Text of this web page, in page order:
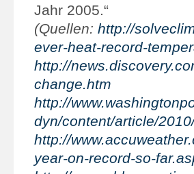
Jahr 2005.“
(Quellen: http://
ever-heat-record-
http://
change.htm
http://
dyn/content/article/
http://
year-on-record-so-